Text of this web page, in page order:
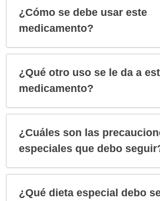
medicamento?
sido
¿Cómo se debe usar este
medicamento?
¿Qué otro uso se le da a
medicamento?
¿Cuáles son las
especiales que debo
¿Qué dieta especial debo